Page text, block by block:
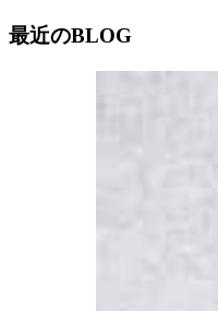
最近のBLOG